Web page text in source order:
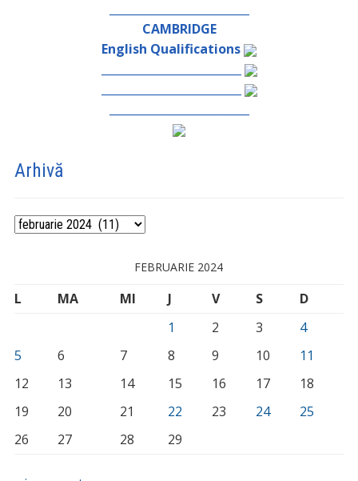
CAMBRIDGE
English Qualifications
Arhivă
Arhivă
FEBRUARIE 2024
L MA MI J V S
D
1
2 3
4
5
6 7 8 9 10
11
12
13 14 15 16 17
18
19
20 21 22 23 24
25
26
27 28 29